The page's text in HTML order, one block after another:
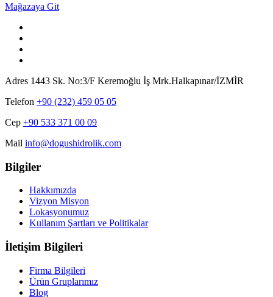
Mağazaya Git
Adres 1443 Sk. No:3/F Keremoğlu İş Mrk.Halkapınar/İZMİR
Telefon +90 (232) 459 05 05
Cep +90 533 371 00 09
Mail info@dogushidrolik.com
Bilgiler
Hakkımızda
Vizyon Misyon
Lokasyonumuz
Kullanım Şartları ve Politikalar
İletişim Bilgileri
Firma Bilgileri
Ürün Gruplarımız
Blog